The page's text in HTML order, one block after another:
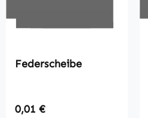
Federscheibe
Regulärer Preis:
0,01 €